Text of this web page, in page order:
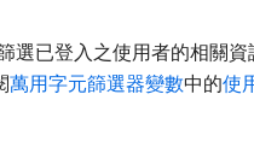
已登入之使用者的相關資
萬用字元篩選器變數中的使